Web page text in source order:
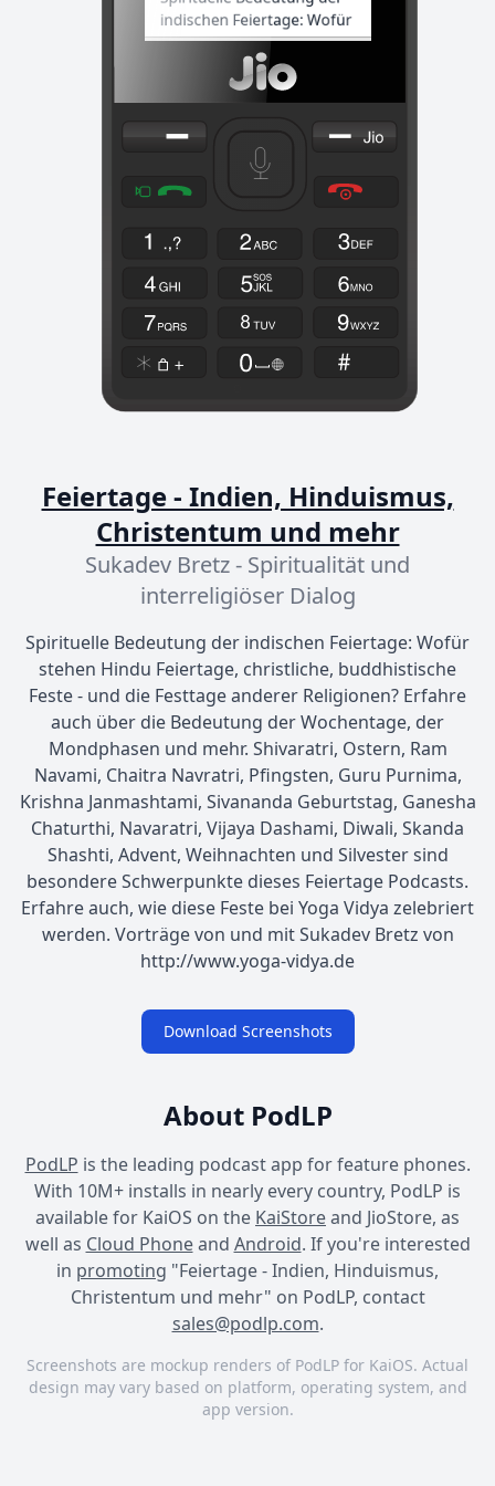
Feiertage - Indien, Hinduismus,
Christentum und mehr
Sukadev Bretz - Spiritualität und
interreligiöser Dialog
Spirituelle Bedeutung der indischen Feiertage: Wofür
stehen Hindu Feiertage, christliche, buddhistische
Feste - und die Festtage anderer Religionen? Erfahre
auch über die Bedeutung der Wochentage, der
Mondphasen und mehr. Shivaratri, Ostern, Ram
Navami, Chaitra Navratri, Pfingsten, Guru Purnima,
Krishna Janmashtami, Sivananda Geburtstag, Ganesha
Chaturthi, Navaratri, Vijaya Dashami, Diwali, Skanda
Shashti, Advent, Weihnachten und Silvester sind
besondere Schwerpunkte dieses Feiertage Podcasts.
Erfahre auch, wie diese Feste bei Yoga Vidya zelebriert
werden. Vorträge von und mit Sukadev Bretz von
http://www.yoga-vidya.de
Download Screenshots
About PodLP
PodLP is the leading podcast app for feature phones.
With 10M+ installs in nearly every country, PodLP is
available for KaiOS on the KaiStoreand JioStore, as
well as Cloud Phoneand Android. If you're interested
in promoting "Feiertage - Indien, Hinduismus,
Christentum und mehr" on PodLP, contact
sales@podlp.com.
Screenshots are mockup renders of PodLP for KaiOS. Actual
design may vary based on platform, operating system, and
app version.